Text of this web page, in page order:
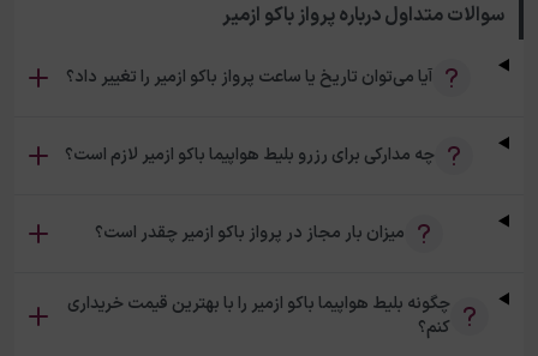
سوالات متداول دربارهپرواز باکو ازمیر
آیا می‌توان تاریخ یا ساعت پرواز باکو ازمیر را تغییر داد؟
چه مدارکی برای رزرو بلیط هواپیما باکو ازمیر لازم است؟
میزان بار مجاز در پرواز باکو ازمیر چقدر است؟
چگونه بلیط هواپیما باکو ازمیر را با بهترین قیمت خریداری
کنم؟